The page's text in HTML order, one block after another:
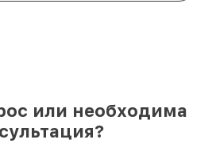
или необходима